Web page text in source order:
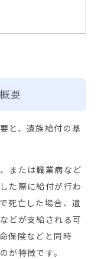
要
と、遺族給付の基
または職業病など
た際に給付が行わ
死亡した場合、遺
どが支給される可
保険などと同時
が特徴です。